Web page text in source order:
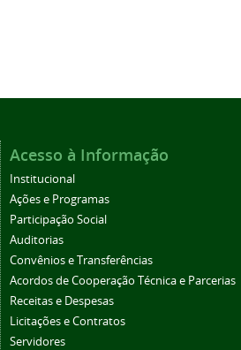
Acesso à Informação
Institucional
Ações e Programas
Participação Social
Auditorias
Convênios e Transferências
Acordos de Cooperação Técnica e Parcerias
Receitas e Despesas
Licitações e Contratos
Servidores